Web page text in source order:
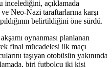
incelediğini, açıklamada
Neo-Nazi taraftarlarına karşı
belirtildiğini öne sürdü.
oynanması planlanan
final mücadelesi ilk maçı
taşıyan otobüsün yakınında
biri futbolcu iki kişi